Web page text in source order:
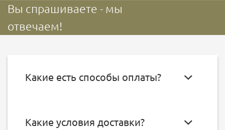
Вы спрашиваете - мы
отвечаем!
Какие есть способы оплаты?
Какие условия доставки?